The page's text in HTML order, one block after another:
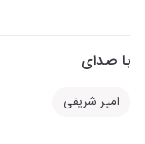
با صدای
امیر شریفی